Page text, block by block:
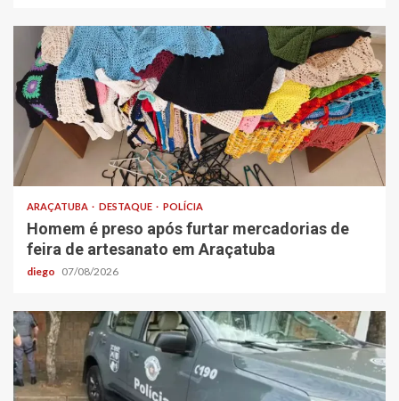
ARAÇATUBA DESTAQUE POLÍCIA
Homem é preso após furtar mercadorias de
feira de artesanato em Araçatuba
diego 07/08/2026